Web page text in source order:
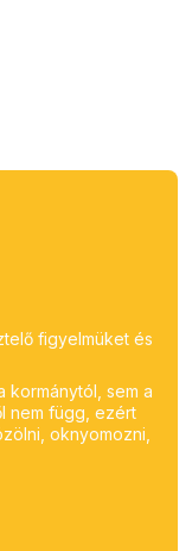
figyelmüket és
kormánytól, sem a
nem függ, ezért
oknyomozni,